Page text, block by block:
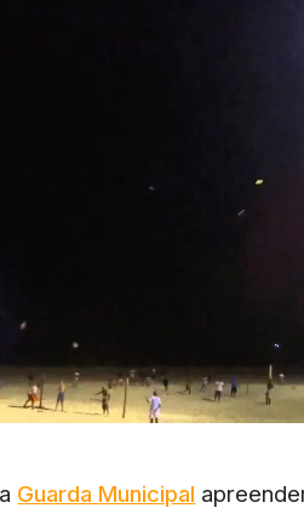
Guarda Municipal